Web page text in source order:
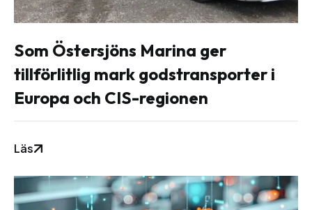
Som Östersjöns Marina ger
tillförlitlig mark godstransporter i
Europa och CIS-regionen
Läs